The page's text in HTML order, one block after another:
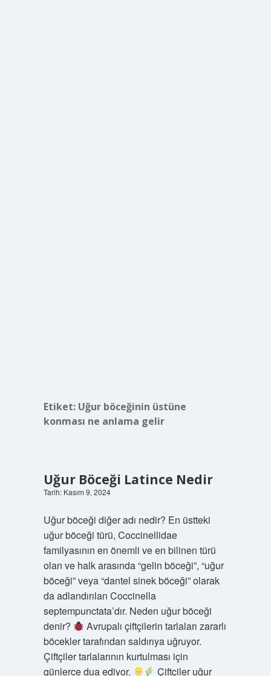
Etiket: Uğur böceğinin üstüne
konması ne anlama gelir
Uğur Böceği Latince Nedir
Tarih: Kasım 9, 2024
Uğur böceği diğer adı nedir? En üstteki
uğur böceği türü, Coccinellidae
familyasının en önemli ve en bilinen türü
olan ve halk arasında “gelin böceği”, “uğur
böceği” veya “dantel sinek böceği” olarak
da adlandırılan Coccinella
septempunctata’dır. Neden uğur böceği
denir?
Avrupalı ​​çiftçilerin tarlaları zararlı
böcekler tarafından saldırıya uğruyor.
Çiftçiler tarlalarının kurtulması için
günlerce dua ediyor.
Çiftçiler uğur